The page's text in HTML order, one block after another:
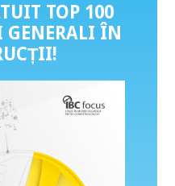
TOP 100
GENERALI ÎN
!